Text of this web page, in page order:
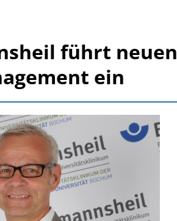
führt neuen
ein